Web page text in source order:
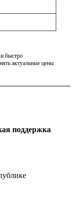
быстро
актуальные цены
поддержка